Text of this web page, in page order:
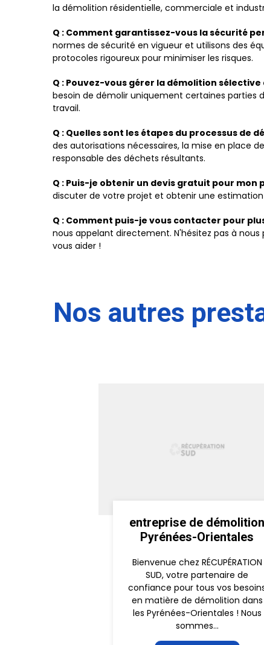
la démolition résidentielle, commerciale et
Q : Comment garantissez-vous la sécurité
normes de sécurité en vigueur et utilisons des
protocoles rigoureux pour minimiser les risques.
Q : Pouvez-vous gérer la démolition
besoin de démolir uniquement certaines
travail.
Q : Quelles sont les étapes du processus de
des autorisations nécessaires, la mise en place
responsable des déchets résultants.
Q : Puis-je obtenir un devis gratuit pour mon
discuter de votre projet et obtenir une
Q : Comment puis-je vous contacter pour
nous appelant directement. N'hésitez pas à
vous aider !
Nos autres
entreprise de démolition
Pyrénées-Orientales
Bienvenue chez RÉCUPÉRATION
SUD, votre partenaire de
confiance pour tous vos
en matière de démolition dans
les Pyrénées-Orientales ! Nous
sommes...